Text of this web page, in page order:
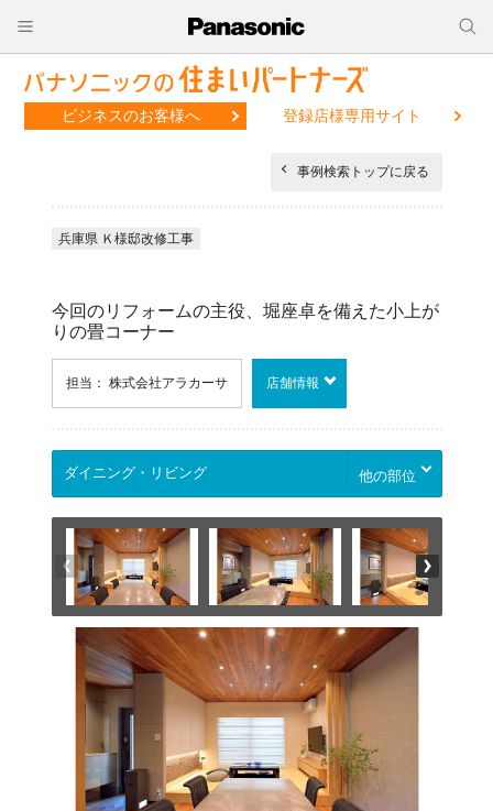
ビジネスのお客様へ 登録店様専用サイト
事例検索トップに戻る
兵庫県 Ｋ様邸改修工事
今回のリフォームの主役、堀座卓を備えた小上が
りの畳コーナー
担当： 株式会社アラカーサ 店舗情報
他の部位